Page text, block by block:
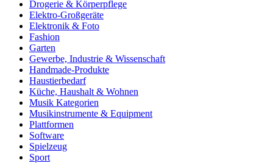
Drogerie & Körperpflege
Elektro-Großgeräte
Elektronik & Foto
Fashion
Garten
Gewerbe, Industrie & Wissenschaft
Handmade-Produkte
Haustierbedarf
Küche, Haushalt & Wohnen
Musik Kategorien
Musikinstrumente & Equipment
Plattformen
Software
Spielzeug
Sport